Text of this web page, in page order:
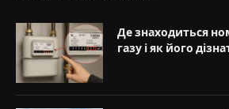
Де знаходиться
газу і як його